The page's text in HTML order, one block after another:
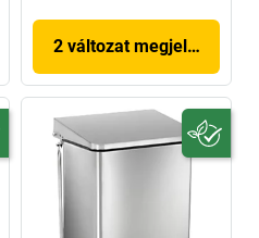
2 változat megjelenítése